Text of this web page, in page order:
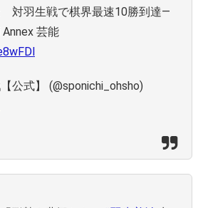
対羽生戦で棋界最速10勝到達―
芸能
公式】 (@sponichi_ohsho)